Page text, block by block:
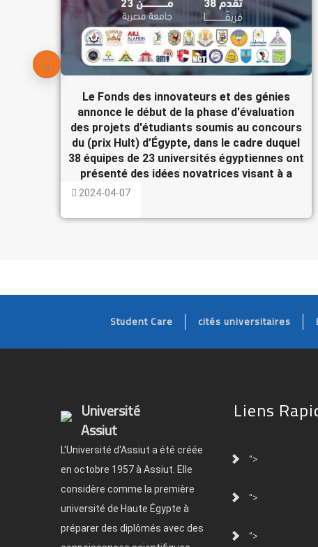
Le Fonds des innovateurs et des génies
annonce le début de la phase d'évaluation
des projets d'étudiants soumis au concours
du (prix Hult) d’Égypte, dans le cadre duquel
38 équipes de 23 universités égyptiennes ont
présenté des idées novatrices visant à a
2024-04-07
Student Care cités universitaires
Université
Assiut
L'Université d'Assiut a été créée
en octobre 1957 à Assiut. Elle
considère comme la première
université de Haute Égypte à
préparer des diplômés avec des
Liens
">
">
">